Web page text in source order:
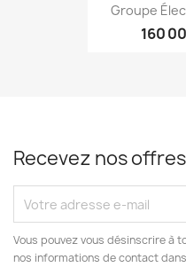
Groupe
160
Recevez nos
Vous pouvez vous désinscrire à
nos informations de contact